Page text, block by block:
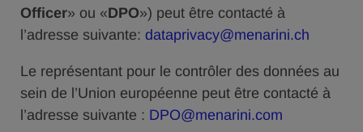
Officer» ou «DPO») peut être contacté à
l’adresse suivante: dataprivacy@menarini.ch
Le représentant pour le contrôler des données au
sein de l’Union européenne peut être contacté à
l’adresse suivante : DPO@menarini.com